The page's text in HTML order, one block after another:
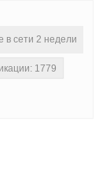
в сети 2 недели
1779